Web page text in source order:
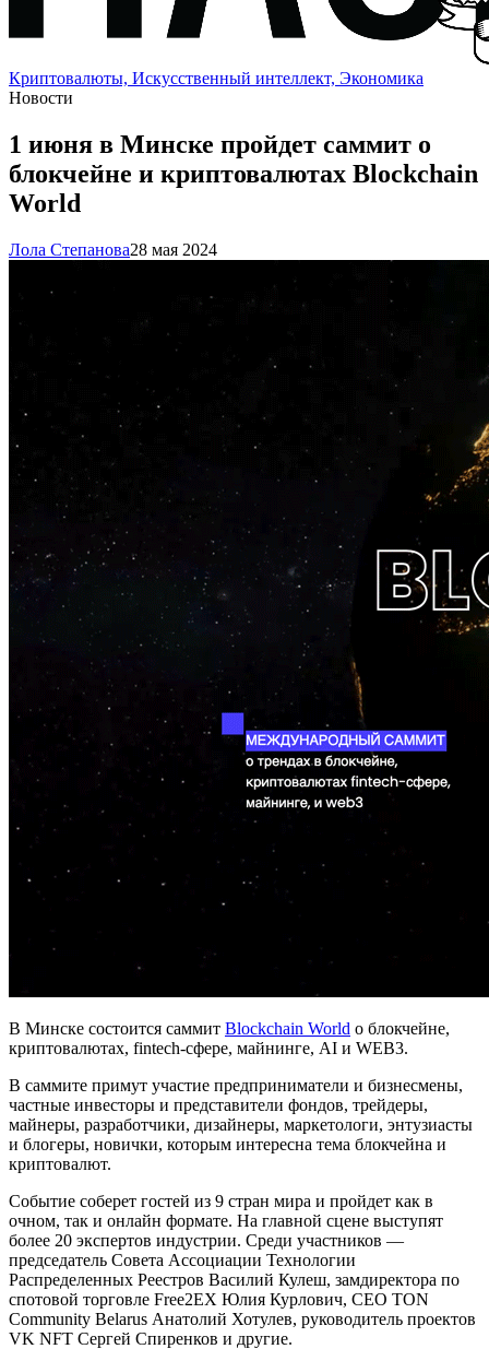
Криптовалюты, Искусственный интеллект, Экономика
Новости
1 июня в Минске пройдет саммит о
блокчейне и криптовалютах Blockchain
World
Лола Степанова28 мая 2024
В Минске состоится саммит Blockchain World о блокчейне,
криптовалютах, fintech-сфере, майнинге, AI и WEB3.
В саммите примут участие предприниматели и бизнесмены,
частные инвесторы и представители фондов, трейдеры,
майнеры, разработчики, дизайнеры, маркетологи, энтузиасты
и блогеры, новички, которым интересна тема блокчейна и
криптовалют.
Событие соберет гостей из 9 стран мира и пройдет как в
очном, так и онлайн формате. На главной сцене выступят
более 20 экспертов индустрии. Среди участников —
председатель Совета Ассоциации Технологии
Распределенных Реестров Василий Кулеш, замдиректора по
спотовой торговле Free2EX Юлия Курлович, CEO TON
Community Belarus Анатолий Хотулев, руководитель проектов
VK NFT Сергей Спиренков и другие.